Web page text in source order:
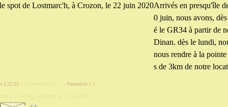
Arrivés en presqu'île
0 juin, nous avons,
é le GR34 à partir de
Dinan. dès le lundi,
nous rendre à la
s de 3km de notre
à 22:23 - Commentaires [ - Permalien [ ]
Finistère Lostmarc'h